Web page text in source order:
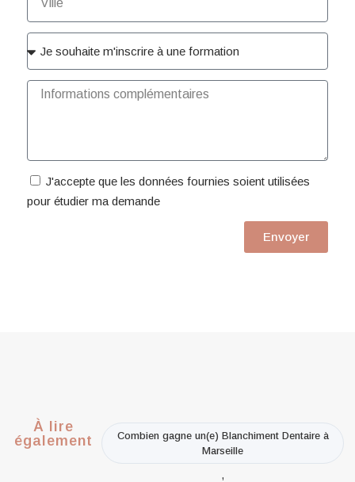
J'accepte que les données fournies soient utilisées
pour étudier ma demande
Envoyer
À lire
également
Combien gagne un(e) Blanchiment Dentaire à
Marseille
,